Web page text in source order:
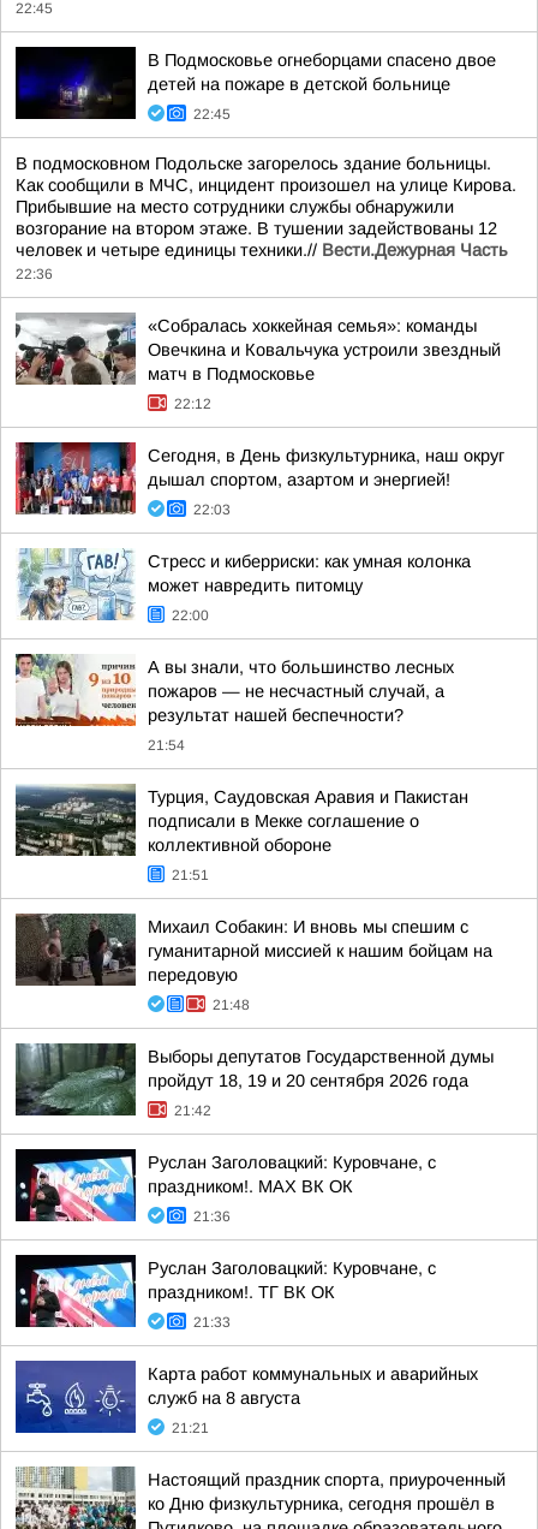
22:45
В Подмосковье огнеборцами спасено двое
детей на пожаре в детской больнице
22:45
В подмосковном Подольске загорелось здание больницы.
Как сообщили в МЧС, инцидент произошел на улице Кирова.
Прибывшие на место сотрудники службы обнаружили
возгорание на втором этаже. В тушении задействованы 12
человек и четыре единицы техники.// Вести.Дежурная Часть
22:36
«Собралась хоккейная семья»: команды
Овечкина и Ковальчука устроили звездный
матч в Подмосковье
22:12
Сегодня, в День физкультурника, наш округ
дышал спортом, азартом и энергией!
22:03
Стресс и киберриски: как умная колонка
может навредить питомцу
22:00
А вы знали, что большинство лесных
пожаров — не несчастный случай, а
результат нашей беспечности?
21:54
Турция, Саудовская Аравия и Пакистан
подписали в Мекке соглашение о
коллективной обороне
21:51
Михаил Собакин: И вновь мы спешим с
гуманитарной миссией к нашим бойцам на
передовую
21:48
Выборы депутатов Государственной думы
пройдут 18, 19 и 20 сентября 2026 года
21:42
Руслан Заголовацкий: Куровчане, с
праздником!. MAX ВК ОК
21:36
Руслан Заголовацкий: Куровчане, с
праздником!. ТГ ВК ОК
21:33
Карта работ коммунальных и аварийных
служб на 8 августа
21:21
Настоящий праздник спорта, приуроченный
ко Дню физкультурника, сегодня прошёл в